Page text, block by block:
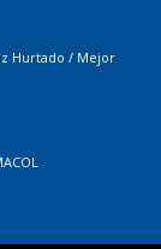
Hurtado / Mejor